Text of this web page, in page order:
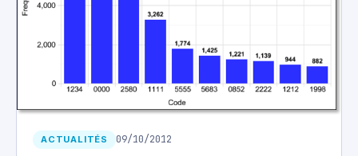
ACTUALITÉS 09/10/2012